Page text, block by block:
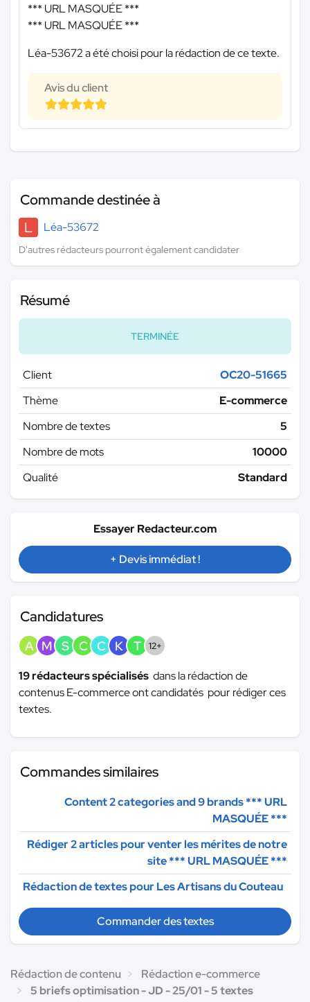
*** URL MASQUÉE ***
*** URL MASQUÉE ***
Léa-53672 a été choisi pour la rédaction de ce texte.
Avis du client
Commande destinée à
L
Léa-53672
D'autres rédacteurs pourront également candidater
Résumé
TERMINÉE
Client
OC20-51665
Thème
E-commerce
Nombre de textes
5
Nombre de mots
10000
Qualité
Standard
Essayer Redacteur.com
+ Devis immédiat !
Candidatures
A M S C C K T 12+
19 rédacteurs spécialisés dans la rédaction de
contenus E-commerce ont candidatés pour rédiger ces
textes.
Commandes similaires
Content 2 categories and 9 brands*** URL
MASQUÉE ***
Rédiger 2 articles pour venter les mérites de notre
site*** URL MASQUÉE ***
Rédaction de textes pour Les Artisans du Couteau
Commander des textes
Rédaction de contenu
Rédaction e-commerce
5 briefs optimisation - JD - 25/01 - 5 textes